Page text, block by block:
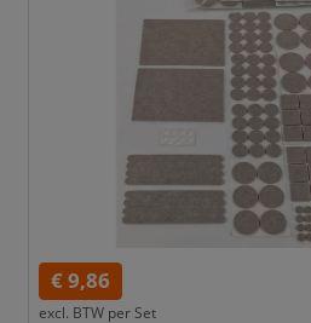
€ 9,86
excl. BTW per Set